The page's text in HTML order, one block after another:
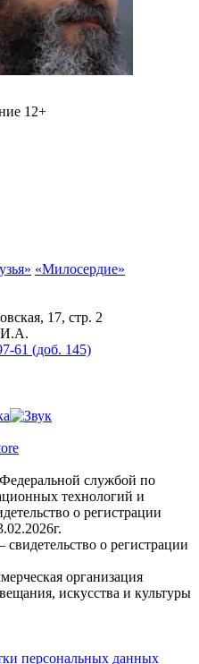
«Милосердие»
17, стр. 2
И.А.
61 (доб. 145)
службой по
технологий и
о регистрации
о регистрации
организация
искусства и культуры
персональных данных